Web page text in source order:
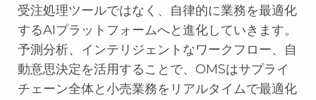
受注処理ツールではなく、自律的に業務を最適化
するAIプラットフォームへと進化していきます。
予測分析、インテリジェントなワークフロー、自
動意思決定を活用することで、OMSはサプライ
チェーン全体と小売業務をリアルタイムで最適化